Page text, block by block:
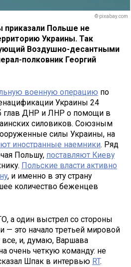
© pixabay.com
Польше не
Украины. Так
Воздушно-десантными
полковник Георгий
военную операцию по
Украины 24
глав ДНР и ЛНР о помощи в
силовиков. Союзным
силы Украины, на
иностранные наемники. Ряд
Польшу, поставляют Киеву
Польские власти активно
, и именно в эту страну
количество беженцев
а один выстрел со стороны
— это начало третьей мировой
и, думаю, Варшава
очень четкую команду: не
Шпак в интервью RT.